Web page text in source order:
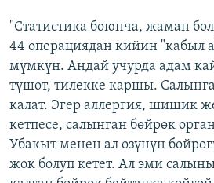
"Статистика боюнча, жаман
44 операциядан кийин "кабыл
мүмкүн. Андай учурда адам
түшөт, тилекке каршы.
калат. Эгер аллергия, шишик
кетпесе, салынган бөйрөк
Убакыт менен ал өзүнүн
жок болуп кетет. Ал эми